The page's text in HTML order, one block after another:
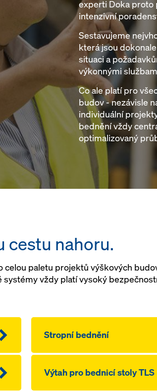
experti Doka proto
intenzivní
Sestavujeme
která jsou
situaci a
výkonnými
Co ale platí pro
budov - nezávisle
individuální
bednění vždy
optimalizovaný
cestu nahoru.
paletu projektů výškových
vždy platí vysoký
Stropní bednění
Výtah pro bednicí stoly TLS